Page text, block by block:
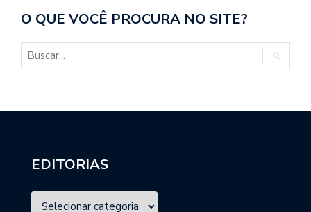
O QUE VOCÊ PROCURA NO SITE?
EDITORIAS